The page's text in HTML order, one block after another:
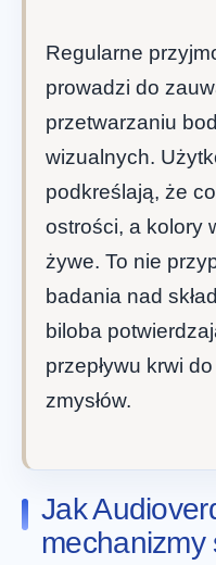
Regularne
prowadzi do
przetwarzaniu
wizualnych.
podkreślają, że
ostrości, a kolory
żywe. To nie
badania nad
biloba
przepływu krwi
zmysłów.
Jak
mechanizmy